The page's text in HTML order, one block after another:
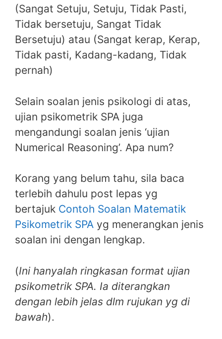
(Sangat Setuju, Setuju, Tidak Pasti,
Tidak bersetuju, Sangat Tidak
Bersetuju) atau (Sangat kerap, Kerap,
Tidak pasti, Kadang-kadang, Tidak
pernah)
Selain soalan jenis psikologi di atas,
ujian psikometrik SPA juga
mengandungi soalan jenis ‘ujian
Numerical Reasoning’. Apa num?
Korang yang belum tahu, sila baca
terlebih dahulu post lepas yg
bertajuk Contoh Soalan Matematik
Psikometrik SPA yg menerangkan jenis
soalan ini dengan lengkap.
(Ini hanyalah ringkasan format ujian
psikometrik SPA. Ia diterangkan
dengan lebih jelas dlm rujukan yg di
bawah).